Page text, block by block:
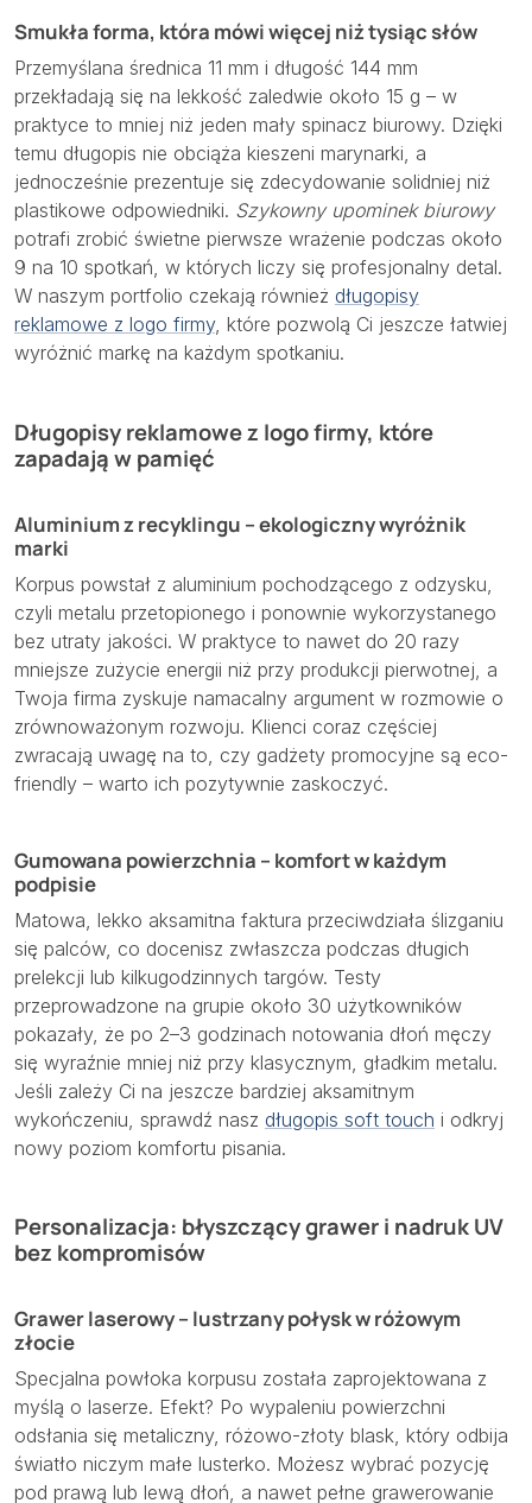
Smukła forma, która mówi więcej niż tysiąc słów
Przemyślana średnica 11 mm i długość 144 mm
przekładają się na lekkość zaledwie około 15 g – w
praktyce to mniej niż jeden mały spinacz biurowy. Dzięki
temu długopis nie obciąża kieszeni marynarki, a
jednocześnie prezentuje się zdecydowanie solidniej niż
plastikowe odpowiedniki. Szykowny upominek biurowy
potrafi zrobić świetne pierwsze wrażenie podczas około
9 na 10 spotkań, w których liczy się profesjonalny detal.
W naszym portfolio czekają również długopisy
reklamowe z logo firmy, które pozwolą Ci jeszcze łatwiej
wyróżnić markę na każdym spotkaniu.
Długopisy reklamowe z logo firmy, które
zapadają w pamięć
Aluminium z recyklingu – ekologiczny wyróżnik
marki
Korpus powstał z aluminium pochodzącego z odzysku,
czyli metalu przetopionego i ponownie wykorzystanego
bez utraty jakości. W praktyce to nawet do 20 razy
mniejsze zużycie energii niż przy produkcji pierwotnej, a
Twoja firma zyskuje namacalny argument w rozmowie o
zrównoważonym rozwoju. Klienci coraz częściej
zwracają uwagę na to, czy gadżety promocyjne są eco-
friendly – warto ich pozytywnie zaskoczyć.
Gumowana powierzchnia – komfort w każdym
podpisie
Matowa, lekko aksamitna faktura przeciwdziała ślizganiu
się palców, co docenisz zwłaszcza podczas długich
prelekcji lub kilkugodzinnych targów. Testy
przeprowadzone na grupie około 30 użytkowników
pokazały, że po 2–3 godzinach notowania dłoń męczy
się wyraźnie mniej niż przy klasycznym, gładkim metalu.
Jeśli zależy Ci na jeszcze bardziej aksamitnym
wykończeniu, sprawdź nasz długopis soft touch i odkryj
nowy poziom komfortu pisania.
Personalizacja: błyszczący grawer i nadruk UV
bez kompromisów
Grawer laserowy – lustrzany połysk w różowym
złocie
Specjalna powłoka korpusu została zaprojektowana z
myślą o laserze. Efekt? Po wypaleniu powierzchni
odsłania się metaliczny, różowo-złoty blask, który odbija
światło niczym małe lusterko. Możesz wybrać pozycję
pod prawą lub lewą dłoń, a nawet pełne grawerowanie